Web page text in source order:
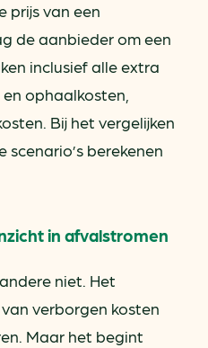
prijs van een
de aanbieder om een
inclusief alle extra
ophaalkosten,
Bij het vergelijken
scenario’s berekenen
in afvalstromen
niet. Het
verborgen kosten
Maar het begint